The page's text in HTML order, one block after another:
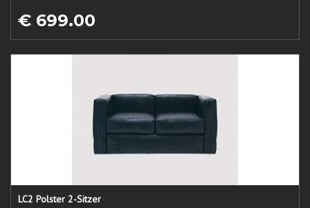
€ 699.00
LC2 Polster 2-Sitzer